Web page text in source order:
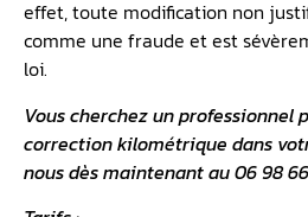
effet, toute modification non
comme une fraude et est
loi.
Vous cherchez un professionnel
correction kilométrique dans
nous dès maintenant au 06 98 66